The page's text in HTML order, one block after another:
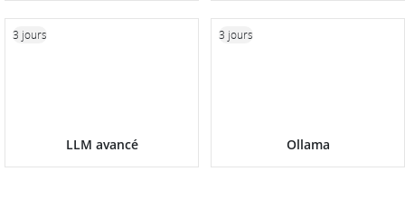
LLM avancé
3 jours
Ollama
3 jours